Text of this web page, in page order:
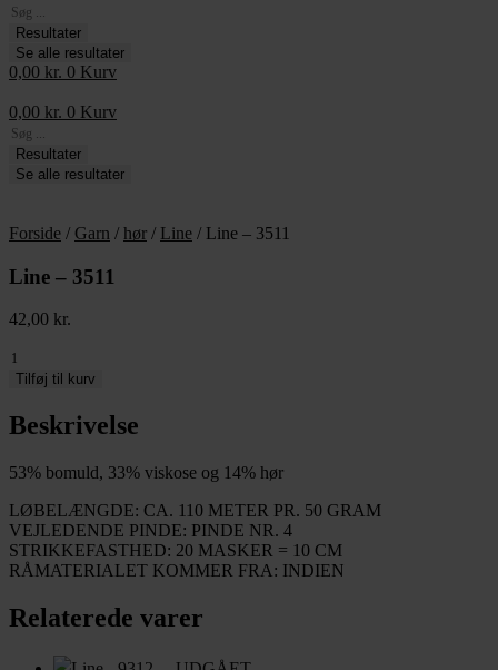
Search
...Resultater
Se alle resultater
0,00 kr. 0 Kurv
0,00 kr. 0 Kurv
Search
...Resultater
Se alle resultater
Forside / Garn / hør / Line / Line – 3511
Line – 3511
42,00 kr.
Line
antal
Tilføj til kurv
Beskrivelse
53% bomuld, 33% viskose og 14% hør
LØBELÆNGDE: CA. 110 METER PR. 50 GRAM
VEJLEDENDE PINDE: PINDE NR. 4
STRIKKEFASTHED: 20 MASKER = 10 CM
RÅMATERIALET KOMMER FRA: INDIEN
Relaterede varer